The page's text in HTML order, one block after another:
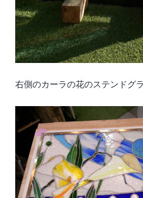
右側のカーラの花のステンドグ